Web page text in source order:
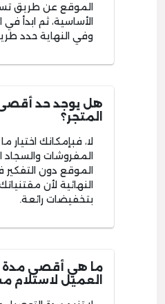
الموقع عن طريق
الأساسية، ثم ابدأ في
وفي النهاية حدد
هل يوجد حد أقصى
المتجر؟
لا، فبإمكانك اختيار
المفروشات
الموقع دون التفكير
النهائية لأن
بتخفيضات رائعة.
ما هي أقصى مدة
العميل لاستلام